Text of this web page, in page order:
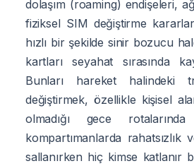
dolaşım (roaming) endişeleri,
fiziksel SIM değiştirme
hızlı bir şekilde sinir bozucu
kartları seyahat sırasında
Bunları hareket halindeki
değiştirmek, özellikle kişisel
olmadığı gece
kompartımanlarda rahatsızlık
sallanırken hiç kimse katlanır